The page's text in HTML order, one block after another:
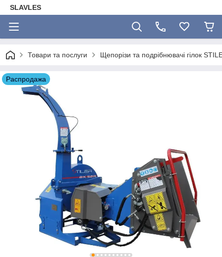
SLAVLES
Товари та послуги Щепорізи та подрібнювачі гілок
Распродажа